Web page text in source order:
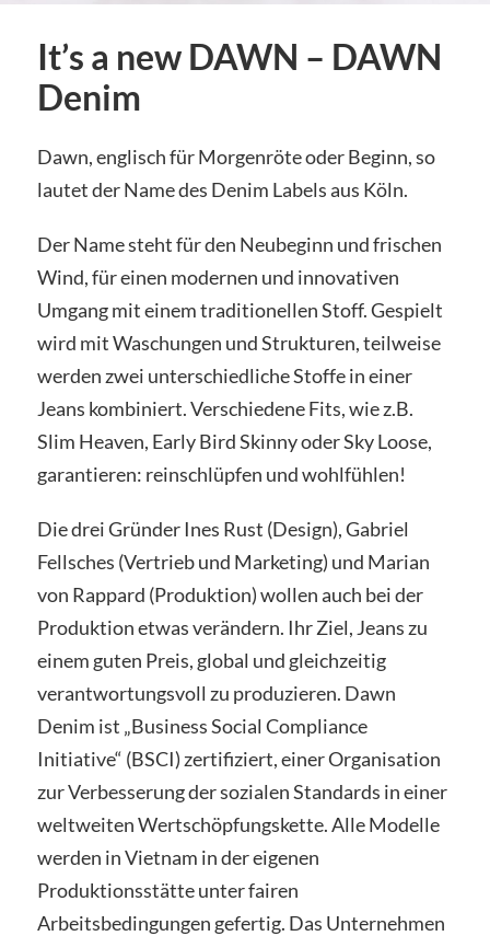
It’s a new DAWN – DAWN
Denim
Dawn, englisch für Morgenröte oder Beginn, so
lautet der Name des Denim Labels aus Köln.
Der Name steht für den Neubeginn und frischen
Wind, für einen modernen und innovativen
Umgang mit einem traditionellen Stoff. Gespielt
wird mit Waschungen und Strukturen, teilweise
werden zwei unterschiedliche Stoffe in einer
Jeans kombiniert. Verschiedene Fits, wie z.B.
Slim Heaven, Early Bird Skinny oder Sky Loose,
garantieren: reinschlüpfen und wohlfühlen!
Die drei Gründer Ines Rust (Design), Gabriel
Fellsches (Vertrieb und Marketing) und Marian
von Rappard (Produktion) wollen auch bei der
Produktion etwas verändern. Ihr Ziel, Jeans zu
einem guten Preis, global und gleichzeitig
verantwortungsvoll zu produzieren. Dawn
Denim ist „Business Social Compliance
Initiative“ (BSCI) zertifiziert, einer Organisation
zur Verbesserung der sozialen Standards in einer
weltweiten Wertschöpfungskette. Alle Modelle
werden in Vietnam in der eigenen
Produktionsstätte unter fairen
Arbeitsbedingungen gefertig. Das Unternehmen